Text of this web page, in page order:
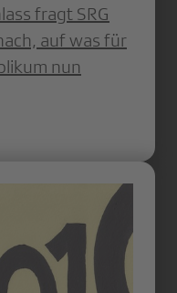
fragt SRG
auf was für
nun